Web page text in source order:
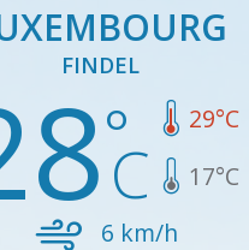
FINDEL
29°C
17°C
6 km/h